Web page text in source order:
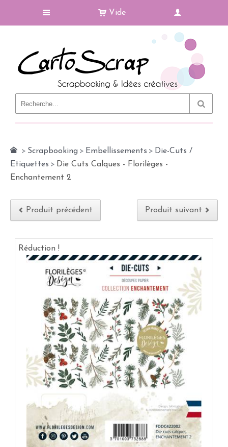
Vide
> Scrapbooking > Embellissements > Die-Cuts /
Etiquettes > Die Cuts Calques - Florilèges -
Enchantement 2
Produit précédent Produit suivant
Réduction !